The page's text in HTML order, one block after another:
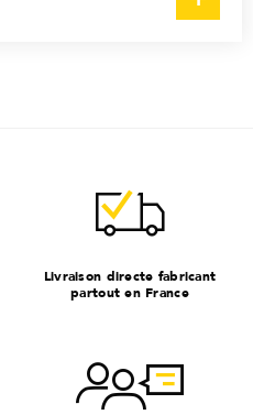
Livraison directe fabricant
partout en France